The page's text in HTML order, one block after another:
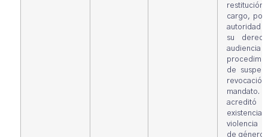
restitución
cargo,
autoridad
su
audiencia
de
mandato.
violencia
de género